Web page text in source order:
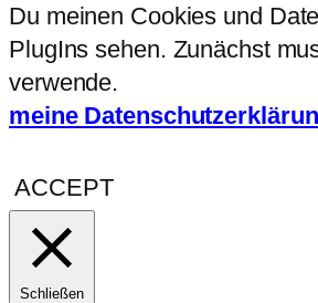
Du meinen Cookies und
PlugIns sehen. Zunächst
verwende.
meine
ACCEPT
Schließen